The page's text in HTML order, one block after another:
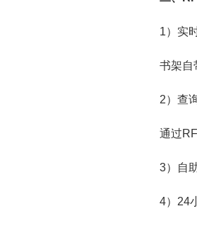
1）实
书架自
2）查
通过
3）自
4）24